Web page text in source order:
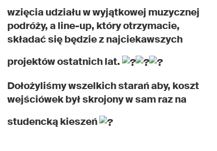
wzięcia udziału w wyjątkowej muzycznej
podróży, a line-up, który otrzymacie,
składać się będzie z najciekawszych
projektów ostatnich lat.
Dołożyliśmy wszelkich starań aby, koszt
wejściówek był skrojony w sam raz na
studencką kieszeń